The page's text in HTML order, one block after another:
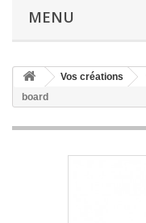
MENU
Vos créations
board